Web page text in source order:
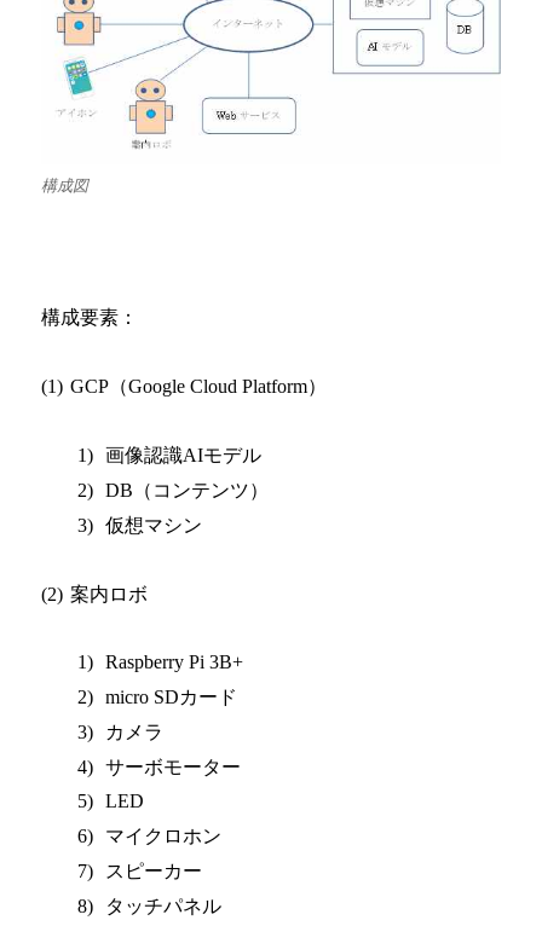
構成図
構成要素：
(1) GCP （Google Cloud Platform）
1) 画像認識AIモデル
2) DB （コンテンツ）
3) 仮想マシン
(2) 案内ロボ
1)
Raspberry Pi 3B+
2)
micro SDカード
3) カメラ
4) サーボモーター
5)
LED
6)
マイクロホン
7) スピーカー
8) タッチパネル